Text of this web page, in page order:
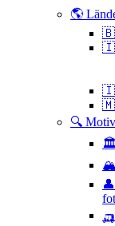
🌎
🔍
🏛
🏔